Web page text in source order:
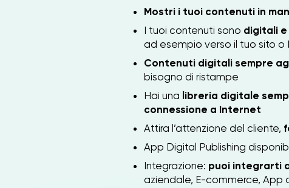
Mostri i tuoi contenuti in
I tuoi contenuti sono digitali
ad esempio verso il tuo sito o
Contenuti digitali sempre
bisogno di ristampe
Hai una libreria digitale
connessione a Internet
Attira l’attenzione del cliente,
App Digital Publishing
Integrazione: puoi integrarti
aziendale, E-commerce, App